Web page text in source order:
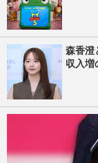
森香澄
収入増